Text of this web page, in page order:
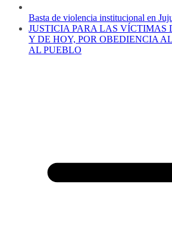
Basta de violencia institucional en
JUSTICIA PARA LAS VÍCTIMAS
Y DE HOY, POR OBEDIENCIA
AL PUEBLO